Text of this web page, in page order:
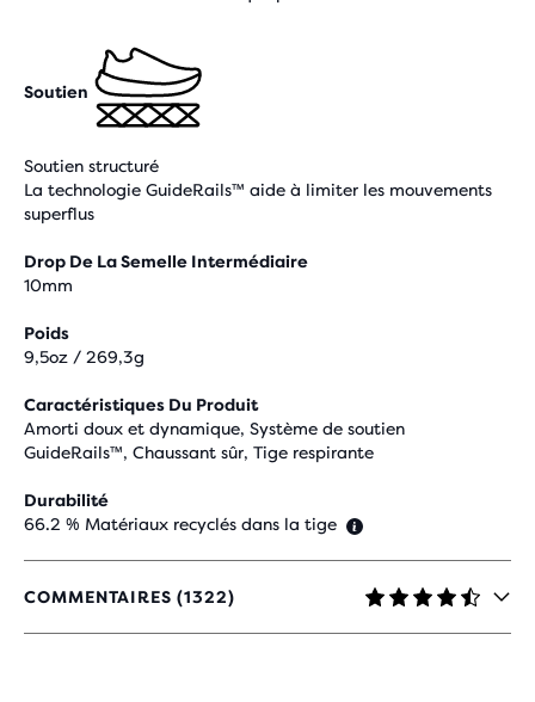
Soutien
Soutien structuré
La technologie GuideRails™ aide à limiter les mouvements
superflus
Drop De La Semelle Intermédiaire
10mm
Poids
9,5oz / 269,3g
Caractéristiques Du Produit
Amorti doux et dynamique, Système de soutien
GuideRails™, Chaussant sûr, Tige respirante
Durabilité
66.2 % Matériaux recyclés dans la tige
COMMENTAIRES (1322)
4,4
SUR